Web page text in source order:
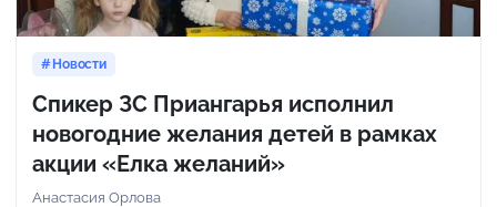
Новости
Спикер ЗС Приангарья исполнил
новогодние желания детей в рамках
акции «Елка желаний»
Анастасия Орлова